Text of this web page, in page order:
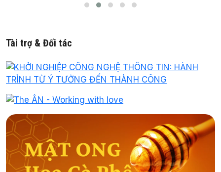
Tài trợ & Đối tác